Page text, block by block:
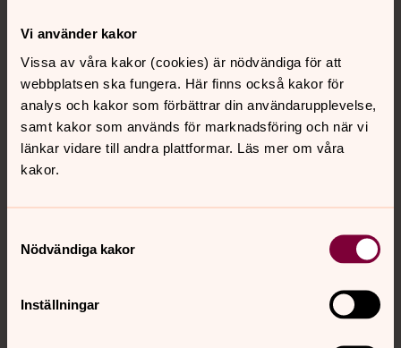
Vi använder kakor
Vissa av våra kakor (cookies) är nödvändiga för att
webbplatsen ska fungera. Här finns också kakor för
analys och kakor som förbättrar din användarupplevelse,
samt kakor som används för marknadsföring och när vi
länkar vidare till andra plattformar. Läs mer om våra
kakor.
Nödvändiga kakor
Inställningar
Kontakt
Kalender
Hitta snabbt